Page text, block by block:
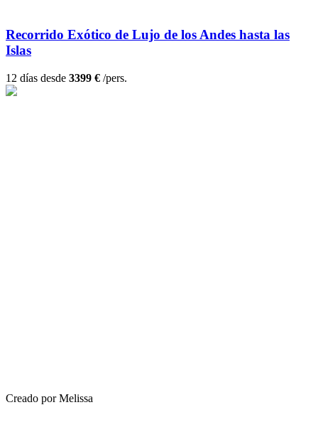
Recorrido Exótico de Lujo de los Andes hasta las
Islas
12 días desde 3399 € /pers.
Creado por Melissa